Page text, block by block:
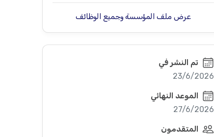
عرض ملف المؤسسة وجميع الوظائف
تم النشر في
23/6/2026
الموعد النهائي
27/6/2026
المتقدمون